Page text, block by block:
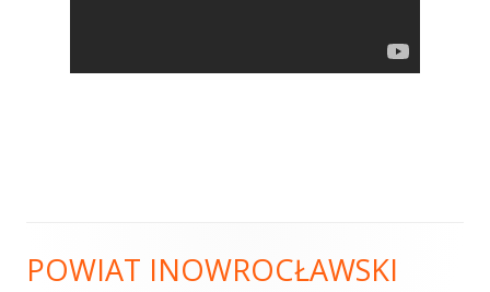
POWIAT INOWROCŁAWSKI